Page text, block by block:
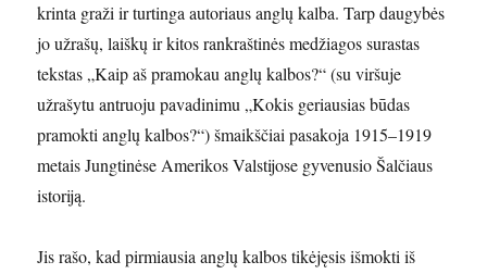
krinta graži ir turtinga autoriaus anglų kalba. Tarp daugybės
jo užrašų, laiškų ir kitos rankraštinės medžiagos surastas
tekstas „Kaip aš pramokau anglų kalbos?“ (su viršuje
užrašytu antruoju pavadinimu „Kokis geriausias būdas
pramokti anglų kalbos?“) šmaikščiai pasakoja 1915–1919
metais Jungtinėse Amerikos Valstijose gyvenusio Šalčiaus
istoriją.
Jis rašo, kad pirmiausia anglų kalbos tikėjęsis išmokti iš